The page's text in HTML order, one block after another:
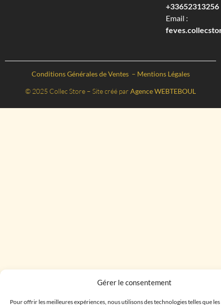
Gérer le consentement
Pour offrir les meilleures expériences, nous utilisons des technologies telles que
+33652313256‬
Email :
Conditions Générales de Ventes – Mentions Légales
© 2025 Collec Store – Site créé par Agence WEBTEBOUL